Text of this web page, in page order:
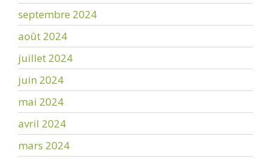
septembre 2024
août 2024
juillet 2024
juin 2024
mai 2024
avril 2024
mars 2024